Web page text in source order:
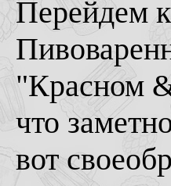
Перейдем
"Красном
что
вот